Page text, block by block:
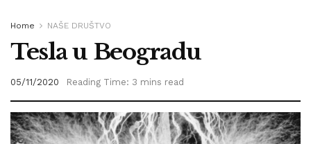
Home NAŠE DRUŠTVO
Tesla u Beogradu
05/11/2020 Reading Time: 3 mins read